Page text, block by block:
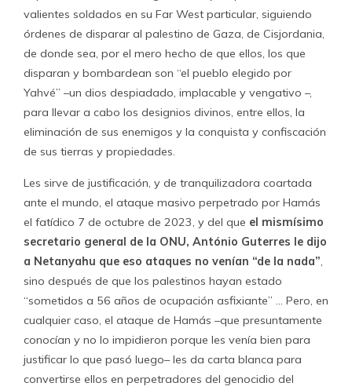
valientes soldados en su Far West particular, siguiendo
órdenes de disparar al palestino de Gaza, de Cisjordania,
de donde sea, por el mero hecho de que ellos, los que
disparan y bombardean son “el pueblo elegido por
Yahvé” –un dios despiadado, implacable y vengativo –,
para llevar a cabo los designios divinos, entre ellos, la
eliminación de sus enemigos y la conquista y confiscación
de sus tierras y propiedades.
Les sirve de justificación, y de tranquilizadora coartada
ante el mundo, el ataque masivo perpetrado por Hamás
el fatídico 7 de octubre de 2023, y del que el mismísimo
secretario general de la ONU, António Guterres le dijo
a Netanyahu que eso ataques no venían “de la nada”,
sino después de que los palestinos hayan estado
“sometidos a 56 años de ocupación asfixiante” … Pero, en
cualquier caso, el ataque de Hamás –que presuntamente
conocían y no lo impidieron porque les venía bien para
justificar lo que pasó luego– les da carta blanca para
convertirse ellos en perpetradores del genocidio del